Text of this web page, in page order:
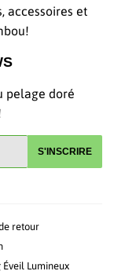
accessoires et
pelage doré
S'INSCRIRE
retour
Éveil Lumineux